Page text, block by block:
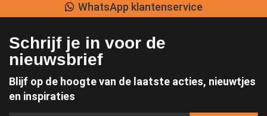
WhatsApp klantenservice
Schrijf je in voor de
nieuwsbrief
Blijf op de hoogte van de laatste acties, nieuwtjes
en inspiraties